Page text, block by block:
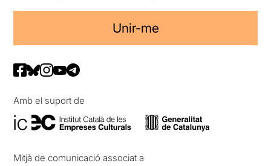
Unir-me
Amb el suport de
Mitjà de comunicació associat a